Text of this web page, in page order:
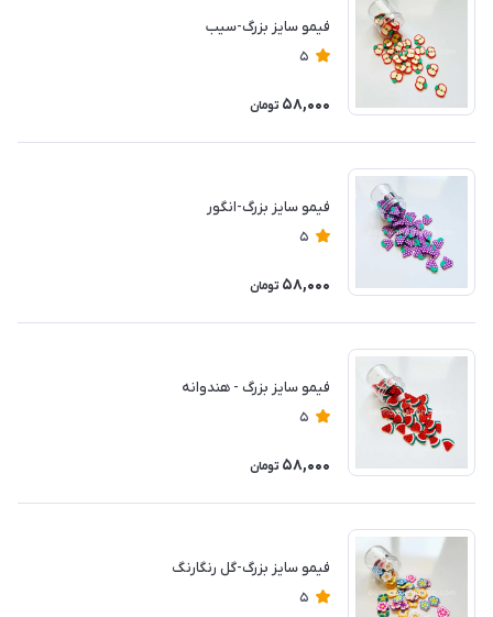
فیمو سایز بزرگ-سیب
5
58,000 تومان
فیمو سایز بزرگ-انگور
5
58,000 تومان
فیمو سایز بزرگ - هندوانه
5
58,000 تومان
فیمو سایز بزرگ-گل رنگارنگ
5